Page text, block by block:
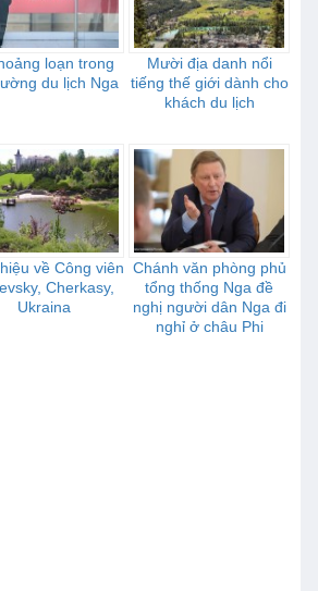
loạn trong
du lịch Nga
Mười địa danh nổi
tiếng thế giới dành cho
khách du lịch
về Công viên
Cherkasy,
Ukraina
Chánh văn phòng phủ
tổng thống Nga đề
nghị người dân Nga đi
nghỉ ở châu Phi